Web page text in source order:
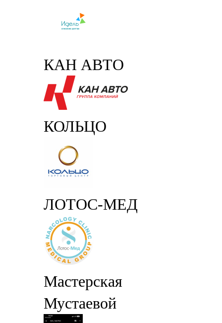
КАН АВТО
КОЛЬЦО
ЛОТОС-МЕД
Мастерская
Мустаевой